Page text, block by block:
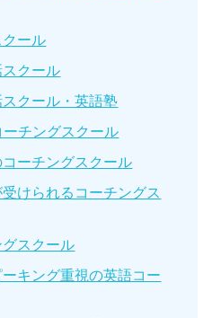
ール
クール
クール・英語塾
チングスクール
ーチングスクール
けられるコーチングス
スクール
キング重視の英語コー